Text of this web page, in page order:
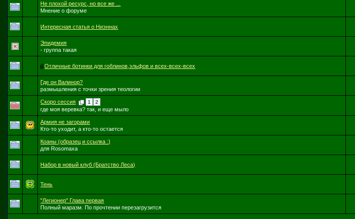
Не плохой ресурс, но все же ...
Мнение о форуме
Интересная статья о Ниэннах
Эпидемия
- группа такая
Отличные ботинки для гоблинов,эльфов и всех-всех-всех
Где он Валинор?
размышления с точки зрения теологии
Скоро сессия 1 2
где моя веревка? так, и еще мыло
Армия не загорами
Кто-то уходит, а кто-то остается
Коаны (образец и ссылка :)
для Rosomaxa
Набор в новый клуб (Братство Леса)
Тень
"Легионер" Глава первая
Полный маразм. По прочтении перезагрузится